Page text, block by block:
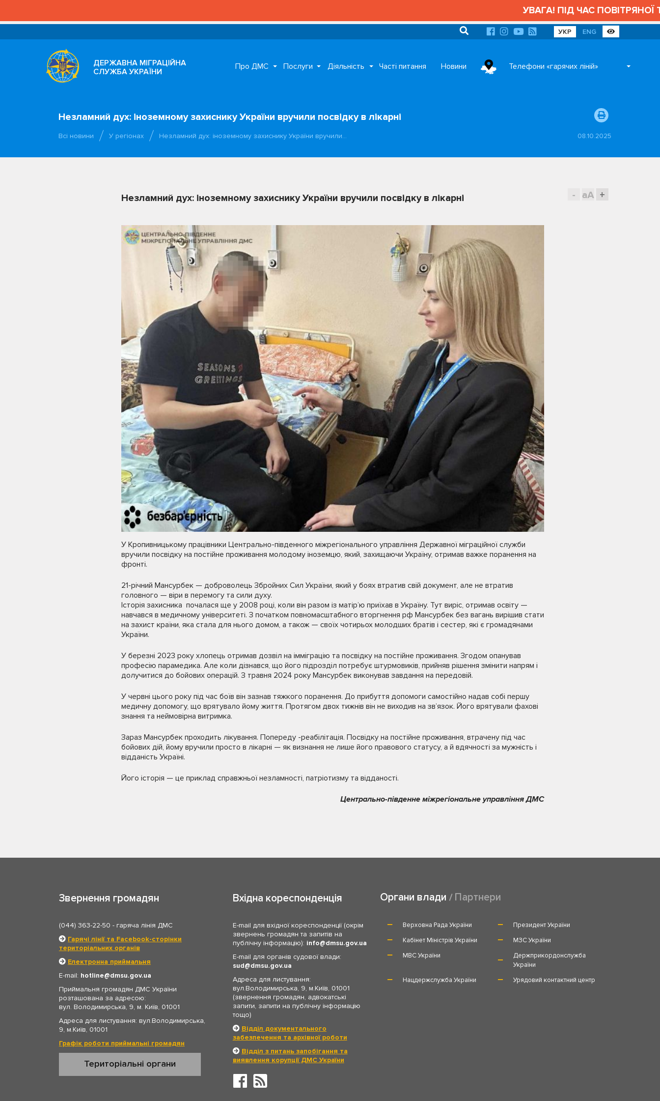
УВАГА! ПІД ЧАС ПОВІТРЯНОЇ
УКР ENG
ДЕРЖАВНА МІГРАЦІЙНА
СЛУЖБА УКРАЇНИ
Про ДМС Послуги Діяльність Часті питання Новини Телефони «гарячих ліній»
Незламний дух: іноземному захиснику України вручили посвідку в лікарні
Всі новини У регіонах Незламний дух: іноземному захиснику України вручили… 08.10.2025
- aA +
Незламний дух: іноземному захиснику України вручили посвідку в лікарні
У Кропивницькому працівники Центрально-південного міжрегіонального управління Державної міграційної служби
вручили посвідку на постійне проживання молодому іноземцю, який, захищаючи Україну, отримав важке поранення на
фронті.
21-річний Мансурбек — доброволець Збройних Сил України, який у боях втратив свій документ, але не втратив
головного — віри в перемогу та сили духу.
Історія захисника почалася ще у 2008 році, коли він разом із матір’ю приїхав в Україну. Тут виріс, отримав освіту —
навчався в медичному університеті. З початком повномасштабного вторгнення рф Мансурбек без вагань вирішив стати
на захист країни, яка стала для нього домом, а також — своїх чотирьох молодших братів і сестер, які є громадянами
України.
У березні 2023 року хлопець отримав дозвіл на імміграцію та посвідку на постійне проживання. Згодом опанував
професію парамедика. Але коли дізнався, що його підрозділ потребує штурмовиків, прийняв рішення змінити напрям і
долучитися до бойових операцій. З травня 2024 року Мансурбек виконував завдання на передовій.
У червні цього року під час боїв він зазнав тяжкого поранення. До прибуття допомоги самостійно надав собі першу
медичну допомогу, що врятувало йому життя. Протягом двох тижнів він не виходив на зв’язок. Його врятували фахові
знання та неймовірна витримка.
Зараз Мансурбек проходить лікування. Попереду -реабілітація. Посвідку на постійне проживання, втрачену під час
бойових дій, йому вручили просто в лікарні — як визнання не лише його правового статусу, а й вдячності за мужність і
відданість Україні.
Його історія — це приклад справжньої незламності, патріотизму та відданості.
Центрально-південне міжрегіональне управління ДМС
Звернення громадян
(044) 363-22-50 - гаряча лінія ДМС
Гарячі лінії та Facebook-сторінки
територіальних органів
Електронна приймальня
E-mail: hotline
dmsu.gov.ua
Приймальня громадян ДМС України
розташована за адресою:
вул. Володимирська, 9, м. Київ, 01001
Адреса для листування: вул.Володимирська,
9, м.Київ, 01001
Графік роботи приймальні громадян
Територіальні органи
Вхідна кореспонденція
E-mail для вхідної кореспонденції (окрім
звернень громадян та запитів на
публічну інформацію): info
dmsu.gov.ua
E-mail для органів судової влади:
sud
dmsu.gov.ua
Адреса для листування:
вул.Володимирська, 9, м.Київ, 01001
(звернення громадян, адвокатські
запити, запити на публічну інформацію
тощо)
Відділ документального
забезпечення та архівної роботи
Відділ з питань запобігання та
виявлення корупції ДМС України
Органи влади Партнери
Верховна Рада України
Президент України
Кабінет Міністрів України
МЗС України
МВС України
Держприкордонслужба
України
Нацдержслужба України
Урядовий контактний центр